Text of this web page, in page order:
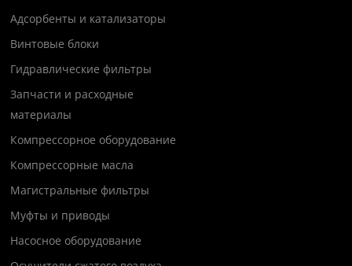
Адсорбенты и катализаторы
Винтовые блоки
Гидравлические фильтры
Запчасти и расходные
материалы
Компрессорное оборудование
Компрессорные масла
Магистральные фильтры
Муфты и приводы
Насосное оборудование